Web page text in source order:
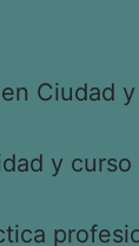
Ciudad
y curso